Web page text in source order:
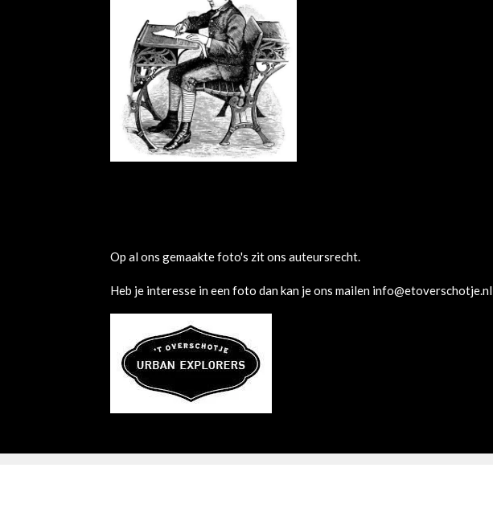
Op al ons gemaakte foto's zit ons auteursrecht.
Heb je interesse in een foto dan kan je ons mailen info@etoverschotje.nl